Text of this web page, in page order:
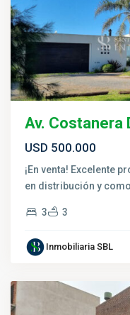
Av. Costanera
USD 500.000
¡En venta! Excelente
en distribución y
3 3
Inmobiliaria SBL